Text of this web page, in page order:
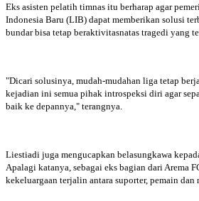
Eks asisten pelatih timnas itu berharap agar
Indonesia Baru (LIB) dapat memberikan solusi
bundar bisa tetap beraktivitasnatas tragedi yang
"Dicari solusinya, mudah-mudahan liga tetap
kejadian ini semua pihak introspeksi diri agar
baik ke depannya," terangnya.
Liestiadi juga mengucapkan belasungkawa
Apalagi katanya, sebagai eks bagian dari Arema
kekeluargaan terjalin antara suporter, pemain dan